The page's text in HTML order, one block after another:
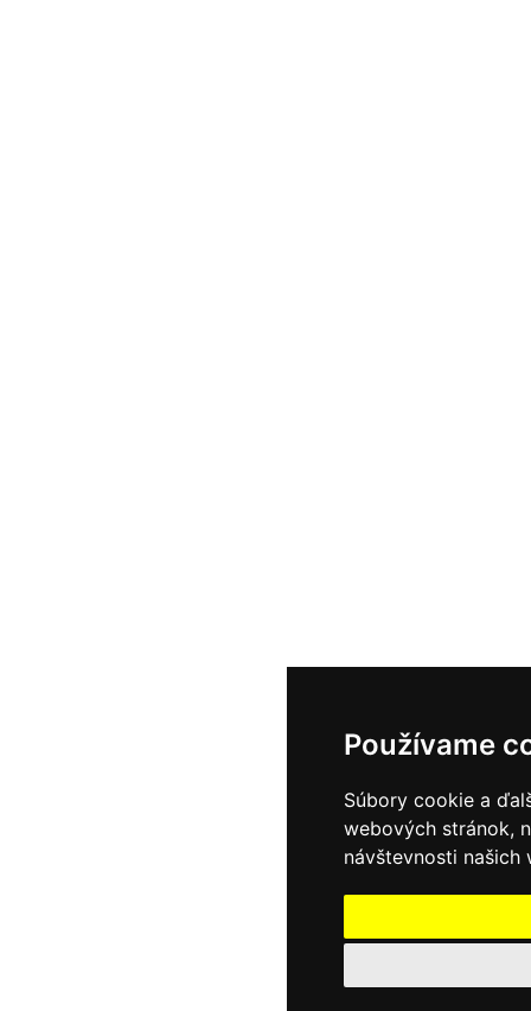
Používame
Súbory cookie a
webových stránok,
návštevnosti našich